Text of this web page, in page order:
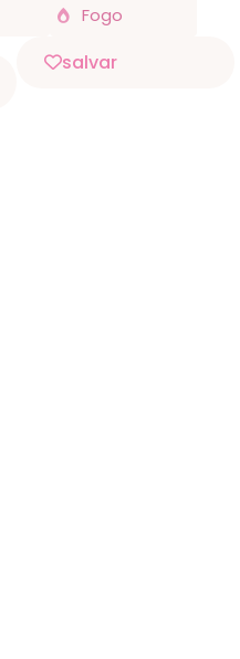
Fogo
salvar